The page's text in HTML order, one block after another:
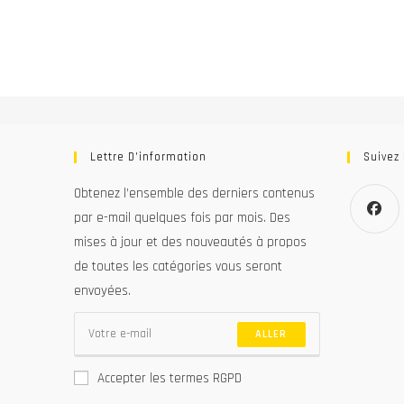
Lettre D’information
Obtenez l’ensemble des derniers contenus
par e-mail quelques fois par mois. Des
mises à jour et des nouveautés à propos
de toutes les catégories vous seront
envoyées.
ALLER
Accepter les termes RGPD
Suivez